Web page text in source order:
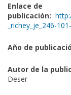
Enlace de
publicación:
_richey_je_246-
Año de
Autor de la
Deser